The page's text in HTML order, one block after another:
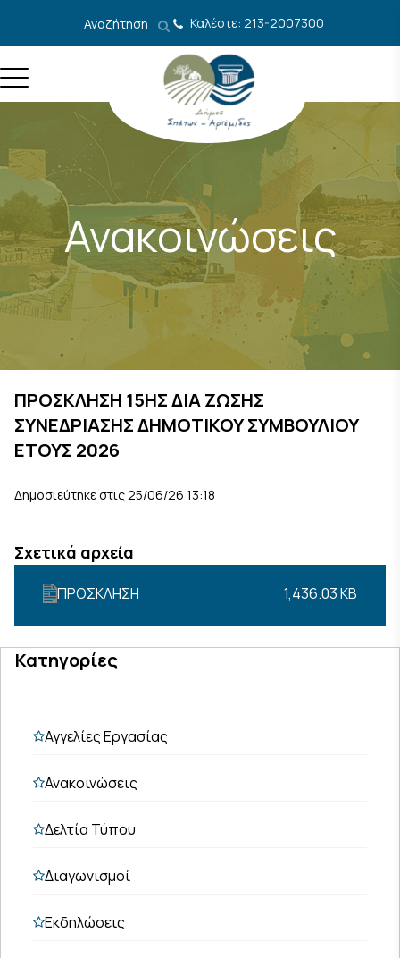
Αναζήτηση Καλέστε: 213-2007300
Ανακοινώσεις
ΠΡΟΣΚΛΗΣΗ 15ΗΣ ΔΙΑ ΖΩΣΗΣ
ΣΥΝΕΔΡΙΑΣΗΣ ΔΗΜΟΤΙΚΟΥ ΣΥΜΒΟΥΛΙΟΥ
ΕΤΟΥΣ 2026
Δημοσιεύτηκε στις 25/06/26 13:18
Σχετικά αρχεία
ΠΡΟΣΚΛΗΣΗ 1,436.03 KB
Κατηγορίες
Αγγελίες Εργασίας
Ανακοινώσεις
Δελτία Τύπου
Διαγωνισμοί
Εκδηλώσεις